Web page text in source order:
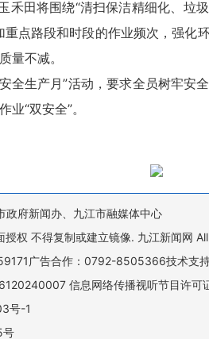
禾田将围绕“清扫保洁精细化、垃
点路段和时段的作业频次，强化
量不减。
全生产月”活动，要求全员树牢安
“双安全”。
政府新闻办、九江市融媒体中心
授权 不得复制或建立镜像. 九江新闻网
广告合作：0792-8505366技术支
信息网络传播视听节目许可
号-1
号